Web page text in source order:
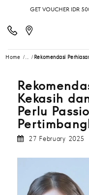
GET VOUCHER IDR
Home ...
Kekasih
Perlu
27 February 2025